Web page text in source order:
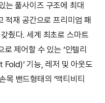
는 풀사이즈 구조에 최대
재 공간으로 프리미엄 패
췄다. 세계 최초로 스마트
제어할 수 있는 ‘인텔리
기능, 레저 및 아웃도
목 밴드형태의 ‘액티비티